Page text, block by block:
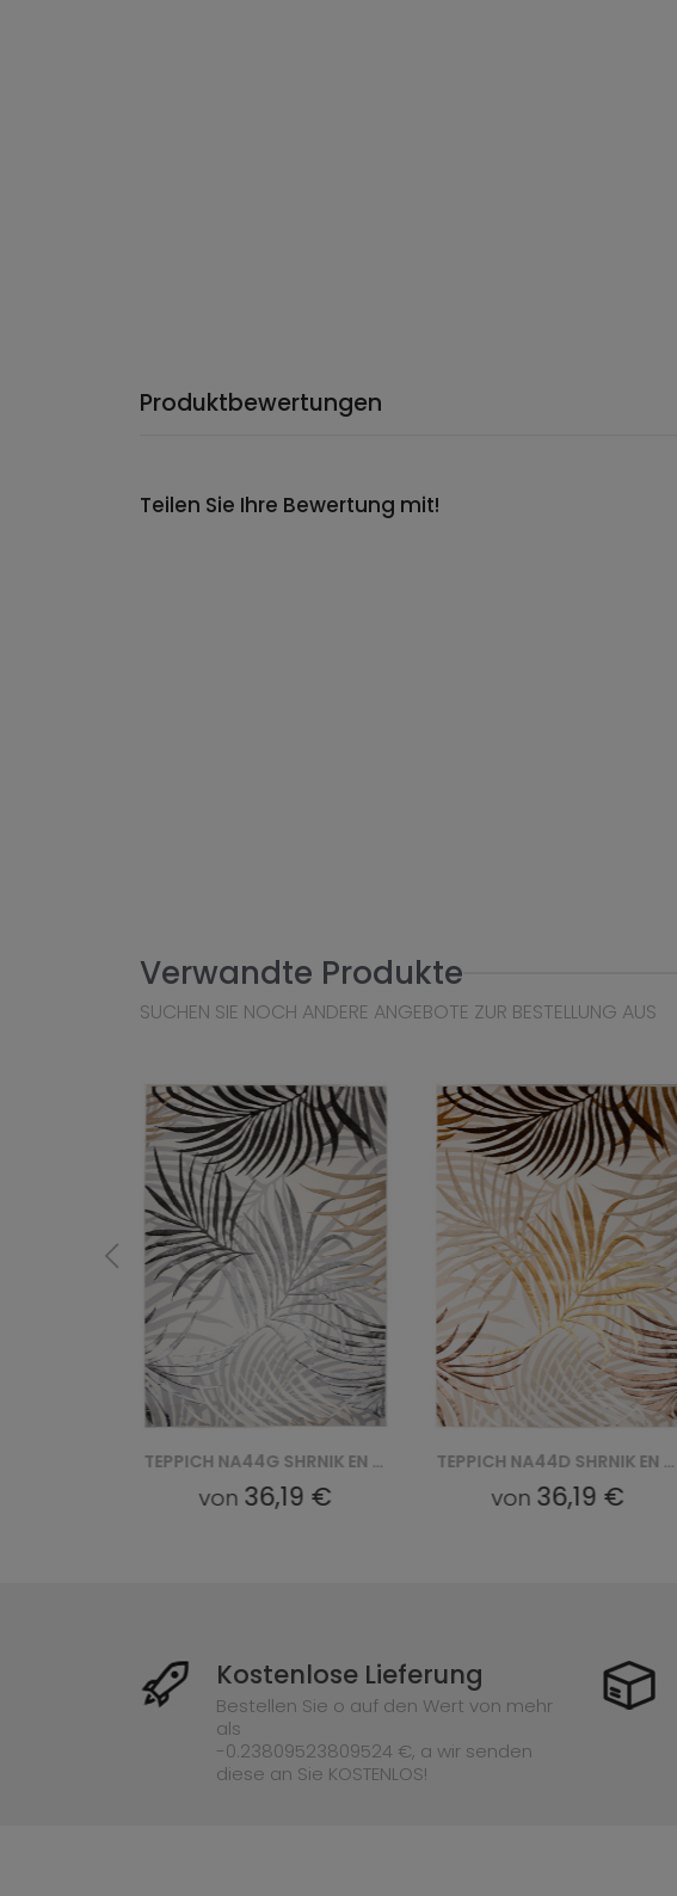
Produktbewertungen
Teilen Sie Ihre Bewertung mit!
Verwandte Produkte
SUCHEN SIE NOCH ANDERE ANGEBOTE ZUR BESTELLUNG AUS
TEPPICH NA44G SHRNIK EN HBF - KREMOWY, ZŁOTY
von 36,19 €
TEPPICH NA44D SHRNIK EN HBJ - KREMOWY, ZŁOTY
von 36,19 €
Kostenlose Lieferung
Bestellen Sie o auf den Wert von mehr
als
-0.23809523809524 €, a wir senden
diese an Sie KOSTENLOS!